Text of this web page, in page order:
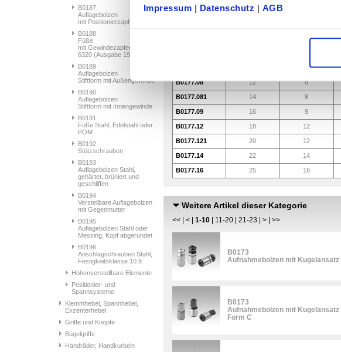
Impressum | Datenschutz | AGB
B0187
Auflagebolzen
mit Positionierzapfen
B0188
Füße
mit Gewindezapfen DIN
6320 (Ausgabe 1971)
B0189
Auflagebolzen
Stiftform mit Außengewinde
B0190
Auflagebolzen
Stiftform mit Innengewinde
B0191
Füße Stahl, Edelstahl oder
POM
B0192
Stützschrauben
B0193
Auflagebolzen Stahl,
gehärtet, brüniert und
geschliffen
B0194
Verstellbare Auflagebolzen
mit Gegenmutter
B0195
Auflagebolzen Stahl oder
Messing, Kopf abgerundet
B0196
Anschlagschrauben Stahl,
Festigkeitsklasse 10.9.
Höhenverstellbare Elemente
Positionier- und
Spannsysteme
Klemmhebel, Spannhebel,
Exzenterhebel
Griffe und Knöpfe
Bügelgriffe
Handräder, Handkurbeln
Artikelauswahl/-filter
D2
B0177.08
12 8
B0177.081
14 8
B0177.09
16 9
B0177.12
18 12
B0177.121
20 12
B0177.14
22 14
B0177.16
25 16
Weitere Artikel dieser Kategorie
<< < 1-10 11-20 21-23 > >>
B0173
Aufnahmebolzen mit Kugelansatz
B0173
Aufnahmebolzen mit
Form C